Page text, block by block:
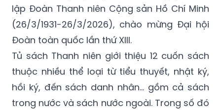
lập Đoàn Thanh niên Cộng sản Hồ Chí Minh
(26/3/1931-26/3/2026), chào mừng Đại hội
Đoàn toàn quốc lần thứ XIII.
Tủ sách Thanh niên giới thiệu 12 cuốn sách
thuộc nhiều thể loại từ tiểu thuyết, nhật ký,
hồi ký, đến sách danh nhân… gồm cả sách
trong nước và sách nước ngoài. Trong số đó